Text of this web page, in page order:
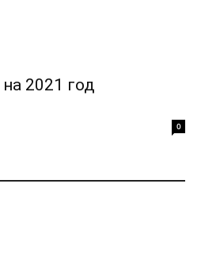
2021 год
0